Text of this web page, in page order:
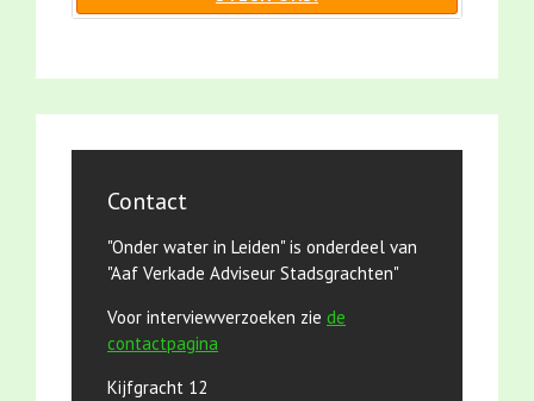
Contact
"Onder water in Leiden" is onderdeel van
"Aaf Verkade Adviseur Stadsgrachten"
Voor interviewverzoeken zie de
contactpagina
Kijfgracht 12